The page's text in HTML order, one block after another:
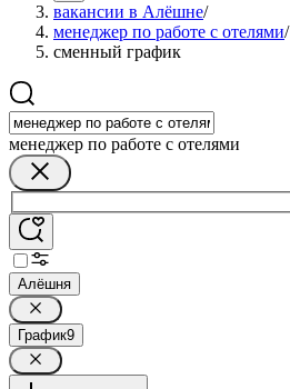
вакансии в Алёшне/
менеджер по работе с отелями/
сменный график
менеджер по работе с отелями
Алёшня
График9